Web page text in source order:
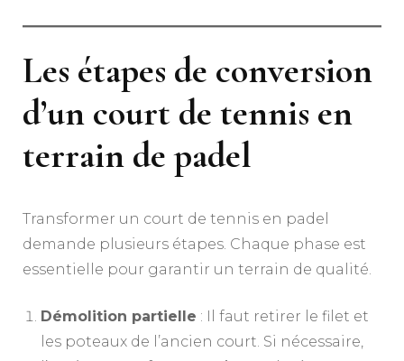
Les étapes de conversion
d’un court de tennis en
terrain de padel
Transformer un court de tennis en padel
demande plusieurs étapes. Chaque phase est
essentielle pour garantir un terrain de qualité.
Démolition partielle : Il faut retirer le filet et
les poteaux de l’ancien court. Si nécessaire,